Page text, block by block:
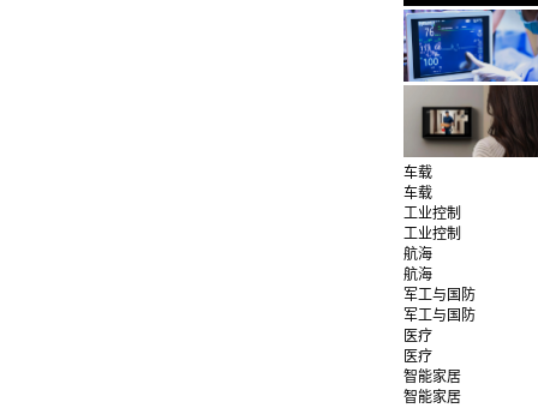
车载
车载
工业控制
工业控制
航海
航海
军工与国防
军工与国防
医疗
医疗
智能家居
智能家居